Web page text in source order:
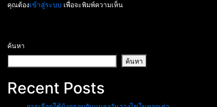
คุณต้องเข้าสู่ระบบ เพื่อจะพิมพ์ความเห็น
ค้นหา
ค้นหา
Recent Posts